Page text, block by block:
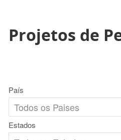
Projetos de
País
Estados